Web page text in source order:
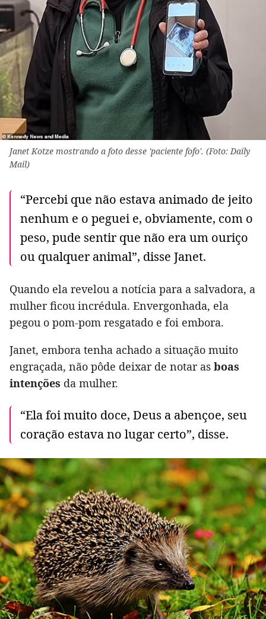
Janet Kotze mostrando a foto desse 'paciente fofo'. (Foto: Daily
Mail)
“Percebi que não estava animado de jeito
nenhum e o peguei e, obviamente, com o
peso, pude sentir que não era um ouriço
ou qualquer animal”, disse Janet.
Quando ela revelou a notícia para a salvadora, a
mulher ficou incrédula. Envergonhada, ela
pegou o pom-pom resgatado e foi embora.
Janet, embora tenha achado a situação muito
engraçada, não pôde deixar de notar as boas
intenções da mulher.
“Ela foi muito doce, Deus a abençoe, seu
coração estava no lugar certo”, disse.